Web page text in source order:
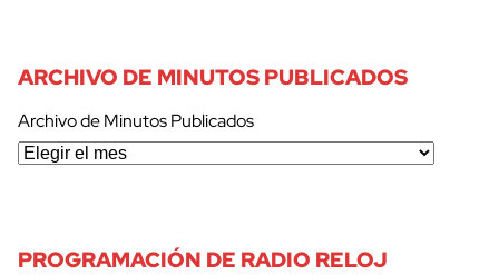
ARCHIVO DE MINUTOS PUBLICADOS
Archivo de Minutos Publicados
PROGRAMACIÓN DE RADIO RELOJ